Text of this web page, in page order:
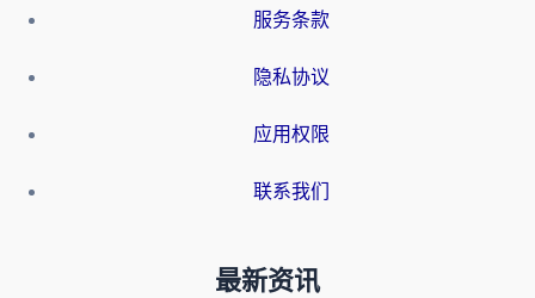
服务条款
隐私协议
应用权限
联系我们
最新资讯